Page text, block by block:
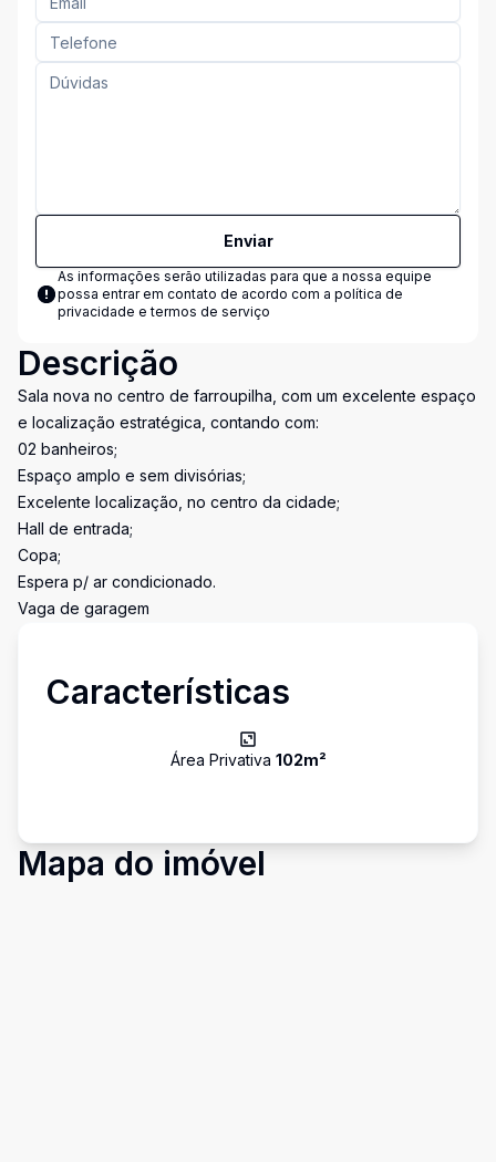
Enviar
As informações serão utilizadas para que a nossa equipe
possa entrar em contato de acordo com a política de
privacidade e termos de serviço
Descrição
Sala nova no centro de farroupilha, com um excelente espaço
e localização estratégica, contando com:
02 banheiros;
Espaço amplo e sem divisórias;
Excelente localização, no centro da cidade;
Hall de entrada;
Copa;
Espera p/ ar condicionado.
Vaga de garagem
Características
Área Privativa 102m²
Mapa do imóvel